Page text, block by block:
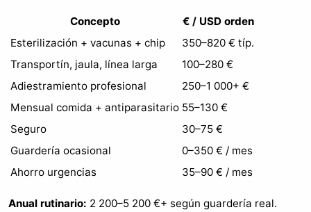
Concepto
€ / USD orden
Esterilización + vacunas + chip
350–820 € típ.
Transportín, jaula, línea larga
100–280 €
Adiestramiento profesional
250–1 000+ €
Mensual comida + antiparasitario 55–130 €
Seguro
30–75 €
Guardería ocasional
0–350 € / mes
Ahorro urgencias
35–90 € / mes
Anual rutinario: 2 200–5 200 €+ según guardería real.